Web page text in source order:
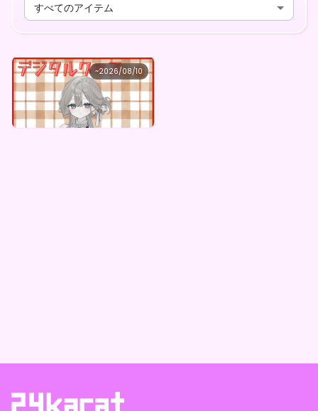
すべてのアイテム
~2026/08/10
かすみ
かすみ ×Vガスト開店！
最低価格
¥1,100 購入はこちら